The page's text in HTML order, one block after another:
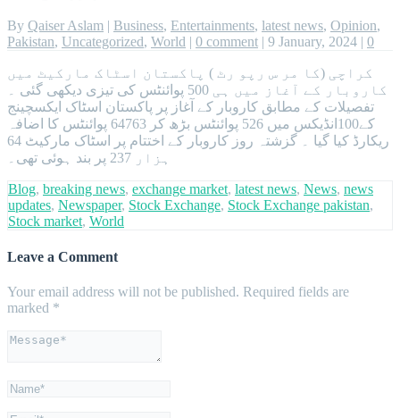
By Qaiser Aslam | Business, Entertainments, latest news, Opinion,
Pakistan, Uncategorized, World | 0 comment | 9 January, 2024 | 0
کراچی (کا مر س رپو رٹ ) پاکستان اسٹاک مارکیٹ میں
کاروبار کے آغاز میں ہی 500 پوائنٹس کی تیزی دیکھی گئی ۔
تفصیلات کے مطابق کاروبار کے آغاز پر پاکستان اسٹاک ایکسچینج
کے100انڈیکس میں 526 پوائنٹس بڑھ کر 64763 پوائنٹس کا اضافہ
ریکارڈ کیا گیا ۔ گزشتہ روز کاروبار کے اختتام پر اسٹاک مارکیٹ 64
ہزار 237 پر بند ہوئی تھی۔
Blog, breaking news, exchange market, latest news, News, news
updates, Newspaper, Stock Exchange, Stock Exchange pakistan,
Stock market, World
Leave a Comment
Your email address will not be published. Required fields are
marked *